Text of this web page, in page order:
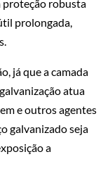
proteção robusta
prolongada,
já que a camada
atua
e outros agentes
galvanizado seja
a